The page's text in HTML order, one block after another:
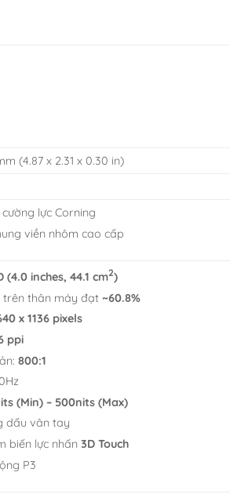
(4.87 x 2.31 x 0.30 in)
lực Corning
viền nhôm cao cấp
(4.0 inches, 44.1 cm2)
trên thân máy đạt ~60.8%
x 1136 pixels
ppi
800:1
(Min) – 500nits (Max)
dấu vân tay
biến lực nhấn 3D Touch
P3